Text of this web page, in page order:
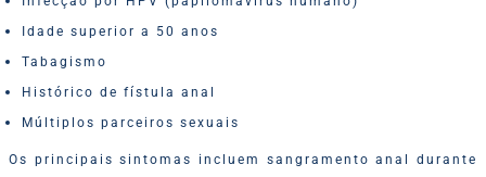
Idade superior a 50 anos
Tabagismo
Histórico de fístula anal
Múltiplos parceiros sexuais
Os principais sintomas incluem sangramento anal durante